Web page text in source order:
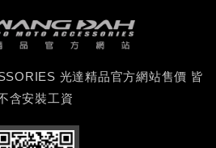
光達精品官方網站售價 皆
含安裝工資